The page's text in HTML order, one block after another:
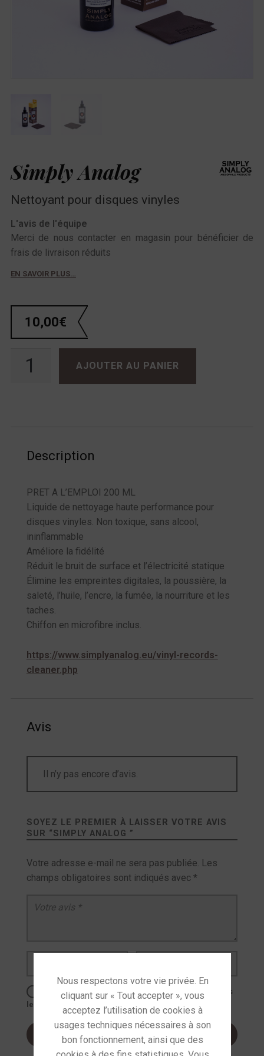
Simply Analog
Nettoyant pour disques vinyles
L'avis de l'équipe
Merci de nous contacter en magasin pour bénéficier de
frais de livraison réduits
EN SAVOIR PLUS…
10,00€
AJOUTER AU PANIER
Description
PRET A L’EMPLOI 200 ML
Liquide de nettoyage haute performance pour
disques vinyles. Non toxique, sans alcool,
ininflammable
Améliore la fidélité
Réduit le bruit de surface et l’électricité statique
Élimine les empreintes digitales, la poussière, la
saleté, l’huile, l’encre, la fumée, la nourriture et les
taches.
Chiffon en microfibre inclus.
https://www.simplyanalog.eu/vinyl-records-
cleaner.php
Avis
Il n’y pas encore d’avis.
SOYEZ LE PREMIER À LAISSER VOTRE AVIS
SUR “SIMPLY ANALOG ”
Votre adresse e-mail ne sera pas publiée. Les
champs obligatoires sont indiqués avec *
Nom* E-mail*
Enregistrer mon nom, mon e-mail et mon site dans
le navigateur pour mon prochain commentaire.